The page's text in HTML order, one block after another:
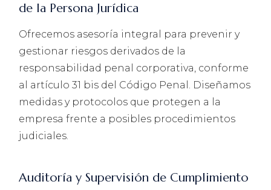
de la Persona Jurídica
Ofrecemos asesoría integral para prevenir y
gestionar riesgos derivados de la
responsabilidad penal corporativa, conforme
al artículo 31 bis del Código Penal. Diseñamos
medidas y protocolos que protegen a la
empresa frente a posibles procedimientos
judiciales.
Auditoría y Supervisión de Cumplimiento